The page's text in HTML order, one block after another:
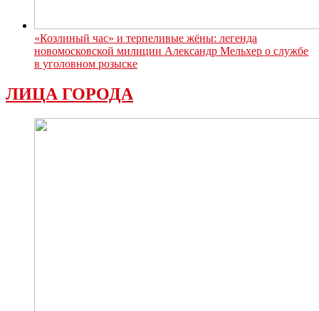
«Козлиный час» и терпеливые жёны: легенда
новомосковской милиции Александр Мельхер о службе
в уголовном розыске
ЛИЦА ГОРОДА